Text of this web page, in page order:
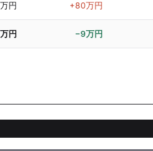
円 +80万円
円 −9万円